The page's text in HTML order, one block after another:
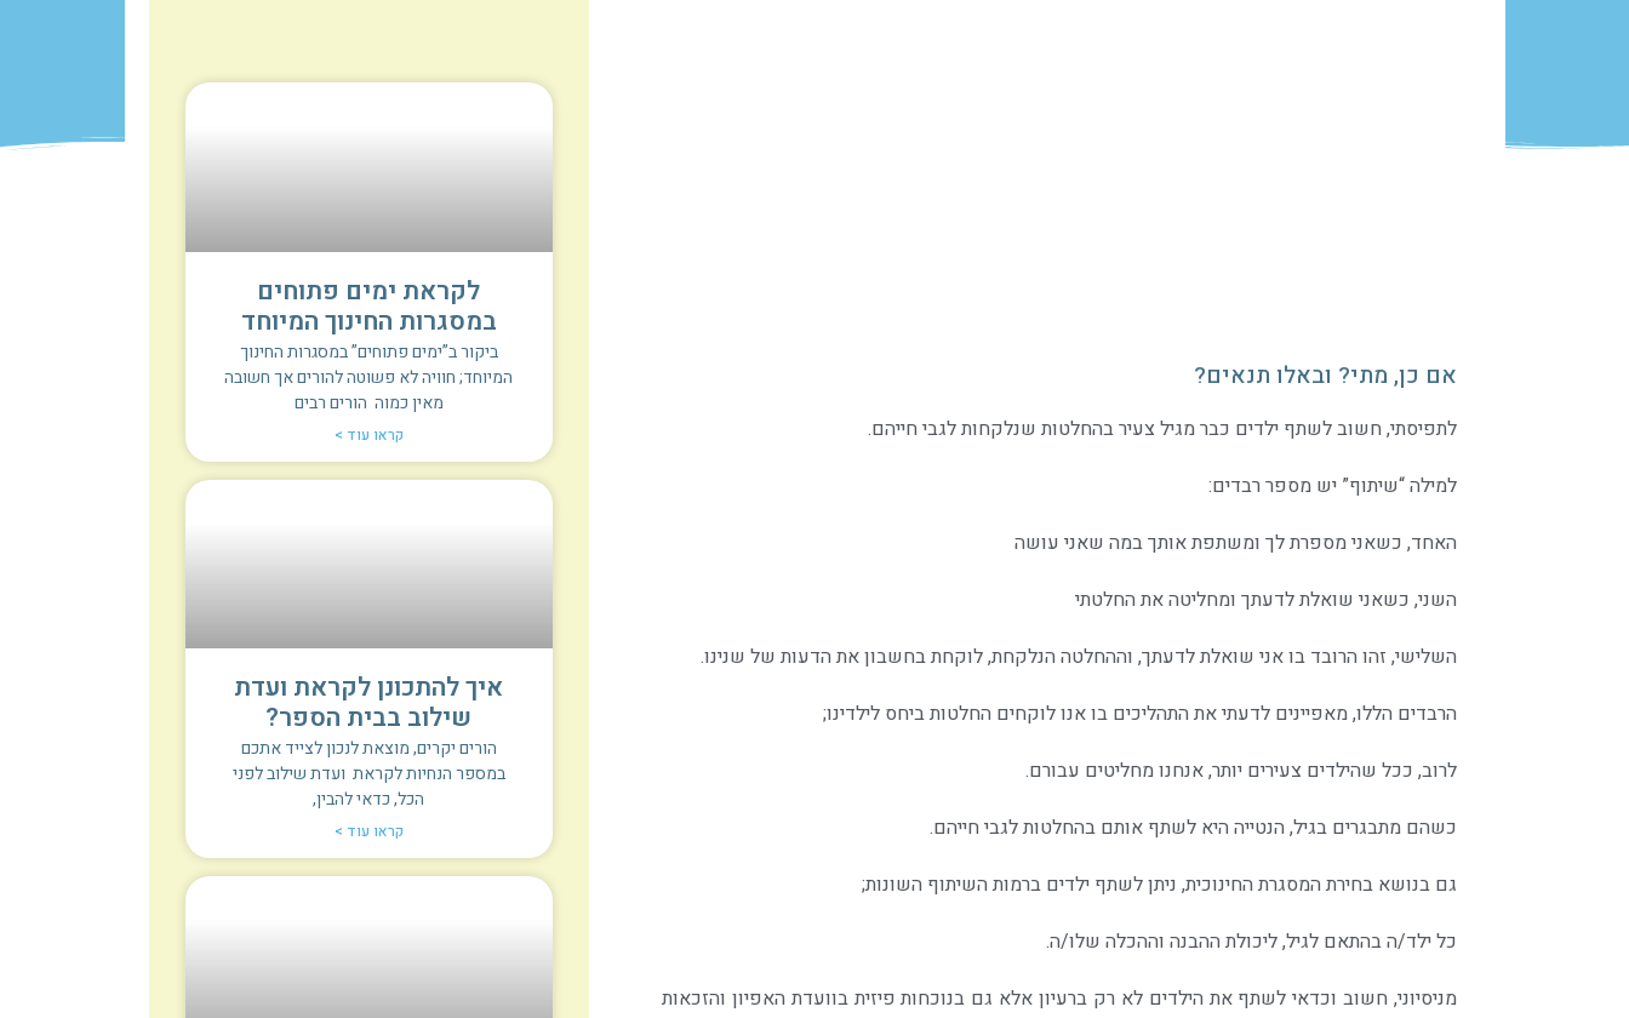
אם כן, מתי? ובאלו תנאים?
לתפיסתי, חשוב לשתף ילדים כבר מגיל צעיר בהחלטות שנלקחות לגבי חייהם.
למילה “שיתוף” יש מספר רבדים:
האחד, כשאני מספרת לך ומשתפת אותך במה שאני עושה
השני, כשאני שואלת לדעתך ומחליטה את החלטתי
השלישי, זהו הרובד בו אני שואלת לדעתך, וההחלטה הנלקחת, לוקחת בחשבון את הדעות של שנינו.
הרבדים הללו, מאפיינים לדעתי את התהליכים בו אנו לוקחים החלטות ביחס לילדינו;
לרוב, ככל שהילדים צעירים יותר, אנחנו מחליטים עבורם.
כשהם מתבגרים בגיל, הנטייה היא לשתף אותם בהחלטות לגבי חייהם.
גם בנושא בחירת המסגרת החינוכית, ניתן לשתף ילדים ברמות השיתוף השונות;
כל ילד/ה בהתאם לגיל, ליכולת ההבנה וההכלה שלו/ה.
מניסיוני, חשוב וכדאי לשתף את הילדים לא רק ברעיון אלא גם בנוכחות פיזית בוועדת האפיון והזכאות
לקראת ימים פתוחים
במסגרות החינוך המיוחד
ביקור ב”ימים פתוחים” במסגרות החינוך
המיוחד; חוויה לא פשוטה להורים אך חשובה
מאין כמוה הורים רבים
קראו עוד >
איך להתכונן לקראת ועדת
שילוב בבית הספר?
הורים יקרים, מוצאת לנכון לצייד אתכם
במספר הנחיות לקראת ועדת שילוב לפני
הכל, כדאי להבין,
קראו עוד >